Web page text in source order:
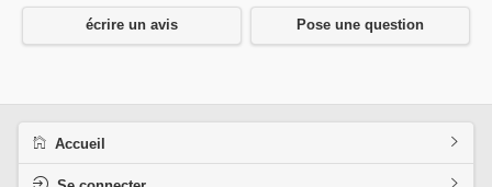
écrire un avis Pose une question
Accueil